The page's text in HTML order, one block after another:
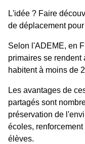
L'idée ? Faire
de déplacement
Selon l'ADEME, en
primaires se
habitent à moins de
Les avantages de
partagés sont
préservation de
écoles,
élèves.